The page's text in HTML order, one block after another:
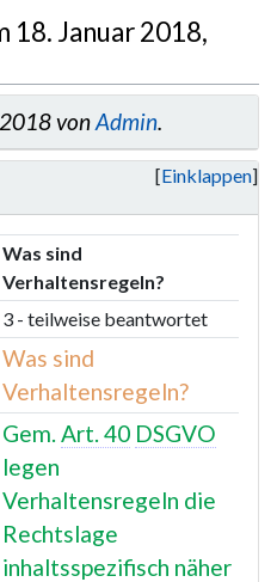
18. Januar 2018,
vonAdmin.
Einklappen
Was sind
Verhaltensregeln?
3 - teilweise beantwortet
Was sind
Verhaltensregeln?
Gem.Art. 40 DSGVO
legen
Verhaltensregeln die
Rechtslage
inhaltsspezifisch näher